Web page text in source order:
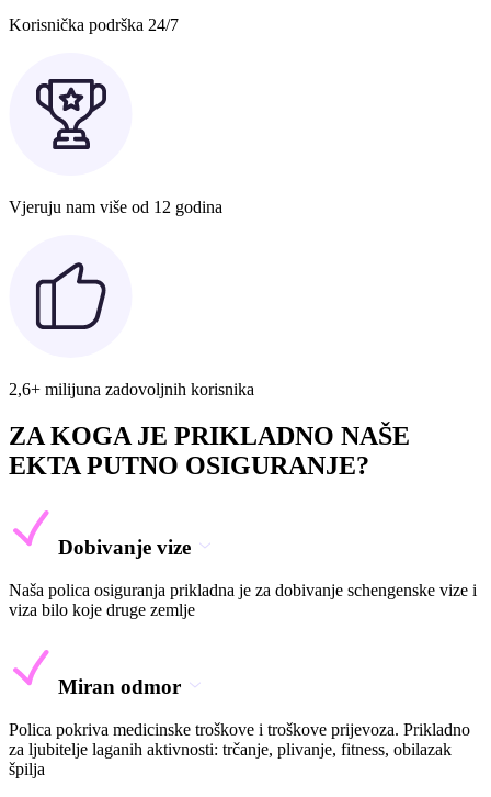
Korisnička podrška 24/7
Vjeruju nam više od 12 godina
2,6+ milijuna zadovoljnih korisnika
ZA KOGA JE PRIKLADNO NAŠE
EKTA PUTNO OSIGURANJE?
Dobivanje vize
Naša polica osiguranja prikladna je za dobivanje schengenske vize i
viza bilo koje druge zemlje
Miran odmor
Polica pokriva medicinske troškove i troškove prijevoza. Prikladno
za ljubitelje laganih aktivnosti: trčanje, plivanje, fitness, obilazak
špilja